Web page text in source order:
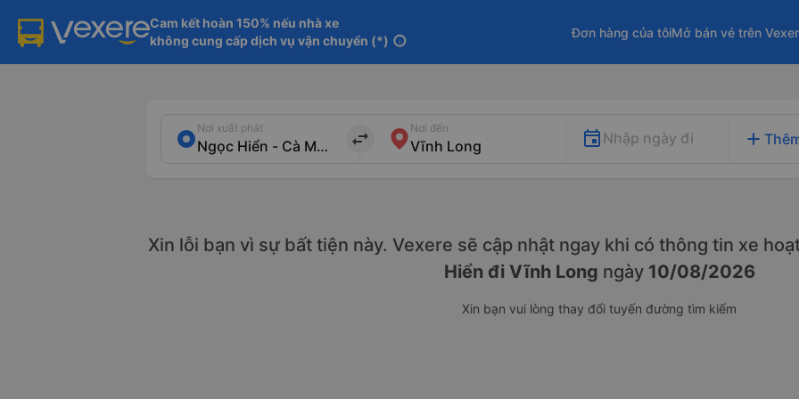
Cam kết hoàn 150% nếu nhà xe
không cung cấp dịch vụ vận chuyển (*) info
Đơn hàng của tôiMở bán vé trên
Nơi xuất phát
import_export
Nơi đến
Nhập ngày đi add
Xin lỗi bạn vì sự bất tiện này. Vexere sẽ cập nhật ngay khi có thông tin xe
Hiển đi Vĩnh Long ngày 10/08/2026
Xin bạn vui lòng thay đổi tuyến đường tìm kiếm